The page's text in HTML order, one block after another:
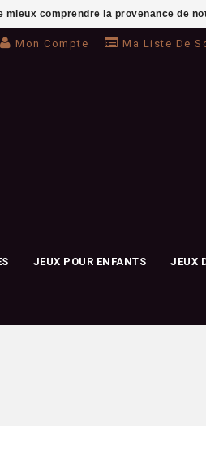
Mon Compte Ma Liste De
JEUX POUR ENFANTS JEUX
comprendre la provenance de